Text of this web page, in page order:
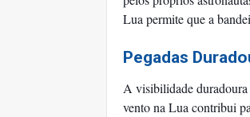
Lua permite que a
Pegadas
A visibilidade duradoura
vento na Lua contribui